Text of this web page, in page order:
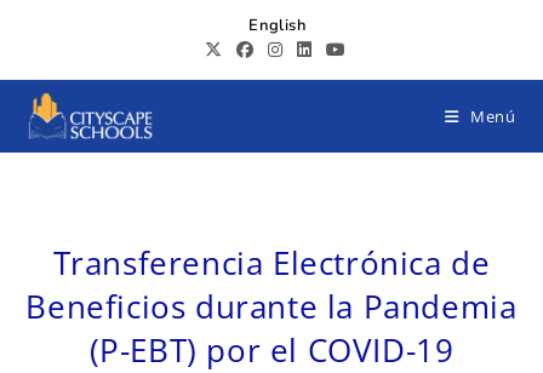
English
Menú
Transferencia Electrónica de
Beneficios durante la Pandemia
(P-EBT) por el COVID-19